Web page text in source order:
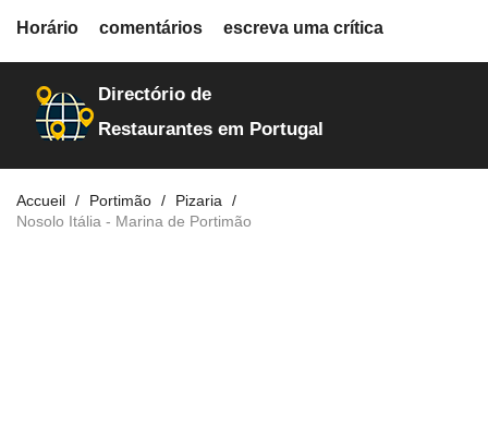
restaurantes
Directório de
Restaurantes em Portugal
Accueil Portimão
Pizaria
Nosolo Itália - Marina de Portimão
Horário comentários escreva uma crítica